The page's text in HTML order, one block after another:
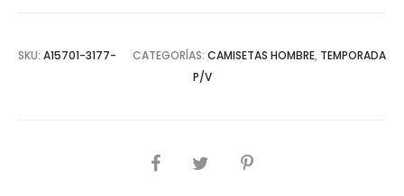
SKU: A15701-3177- CATEGORÍAS: CAMISETAS HOMBRE, TEMPORADA
P/V
COMPARTIR